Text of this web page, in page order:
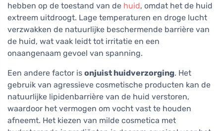
hebben op de toestand van de huid, omdat het de huid
extreem uitdroogt. Lage temperaturen en droge lucht
verzwakken de natuurlijke beschermende barrière van
de huid, wat vaak leidt tot irritatie en een
onaangenaam gevoel van spanning.
Een andere factor is onjuist huidverzorging. Het
gebruik van agressieve cosmetische producten kan de
natuurlijke lipidenbarrière van de huid verstoren,
waardoor het vermogen om vocht vast te houden
afneemt. Het kiezen van milde cosmetica met